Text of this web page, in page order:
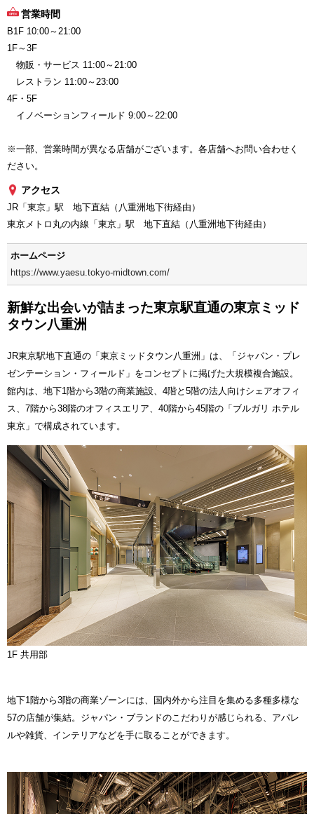
営業時間
B1F 10:00～21:00
1F～3F
物販・サービス 11:00～21:00
レストラン 11:00～23:00
4F・5F
イノベーションフィールド 9:00～22:00
※一部、営業時間が異なる店舗がございます。各店舗へお問い合わせく
ださい。
アクセス
JR「東京」駅 地下直結（八重洲地下街経由）
東京メトロ丸の内線「東京」駅 地下直結（八重洲地下街経由）
ホームページ
https://www.yaesu.tokyo-midtown.com/
新鮮な出会いが詰まった東京駅直通の東京ミッド
タウン八重洲
JR東京駅地下直通の「東京ミッドタウン八重洲」は、「ジャパン・プレ
ゼンテーション・フィールド」をコンセプトに掲げた大規模複合施設。
館内は、地下1階から3階の商業施設、4階と5階の法人向けシェアオフィ
ス、7階から38階のオフィスエリア、40階から45階の「ブルガリ ホテル
東京」で構成されています。
1F 共用部
地下1階から3階の商業ゾーンには、国内外から注目を集める多種多様な
57の店舗が集結。ジャパン・ブランドのこだわりが感じられる、アパレ
ルや雑貨、インテリアなどを手に取ることができます。